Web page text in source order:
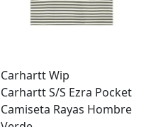
Carhartt Wip
Carhartt S/S Ezra Pocket
Camiseta Rayas Hombre